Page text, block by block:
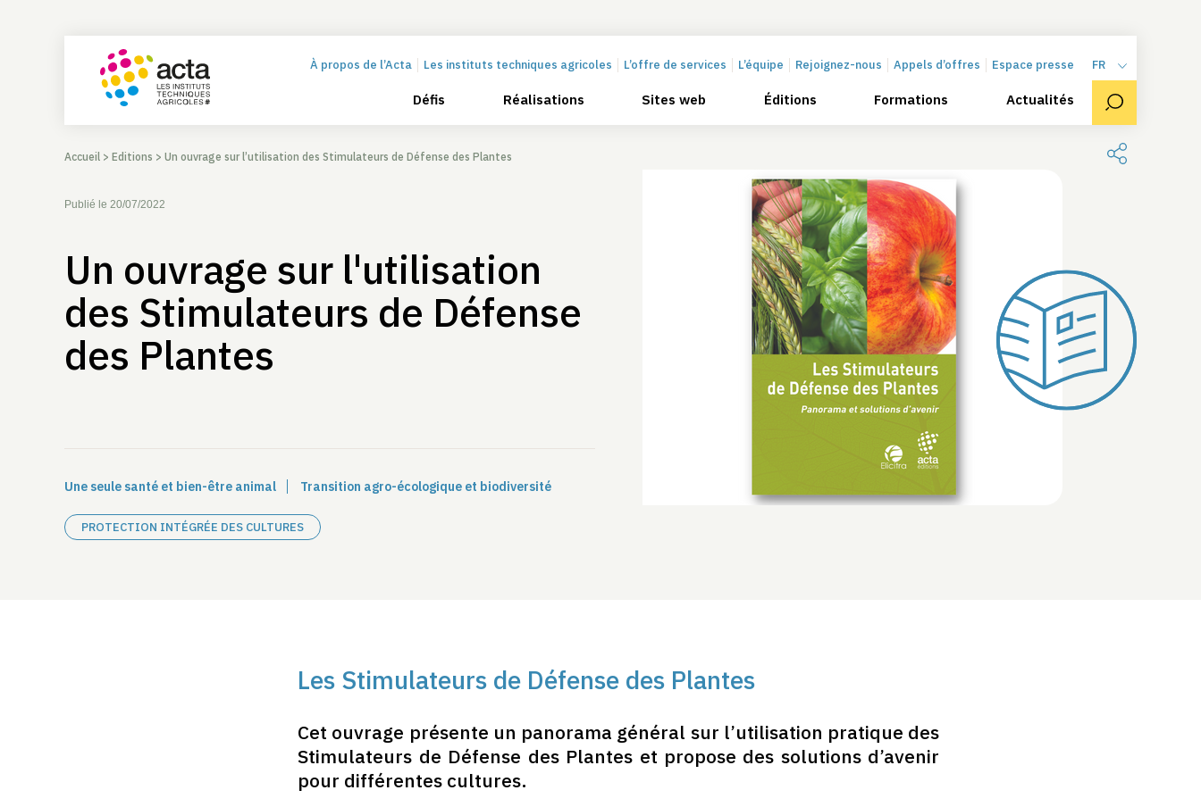
À propos de l’Acta Les instituts techniques agricoles L’offre de services L’équipe Rejoignez-nous Appels d’offres Espace presse
Défis Réalisations Sites web Éditions Formations Actualités
FR
Accueil > Editions > Un ouvrage sur l’utilisation des Stimulateurs de Défense des Plantes
Publié le 20/07/2022
Un ouvrage sur l'utilisation
des Stimulateurs de Défense
des Plantes
Une seule santé et bien-être animal Transition agro-écologique et biodiversité
PROTECTION INTÉGRÉE DES CULTURES
Les Stimulateurs de Défense des Plantes
Cet ouvrage présente un panorama général sur l’utilisation pratique des
Stimulateurs de Défense des Plantes et propose des solutions d’avenir
pour différentes cultures.